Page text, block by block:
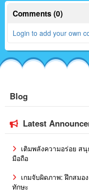
Comments (0)
Login to add your own
Blog
Latest
เติมพลังความอร่อย ส
มือถือ
เกมจับผิดภาพ: ฝึกสม
ทักษะ